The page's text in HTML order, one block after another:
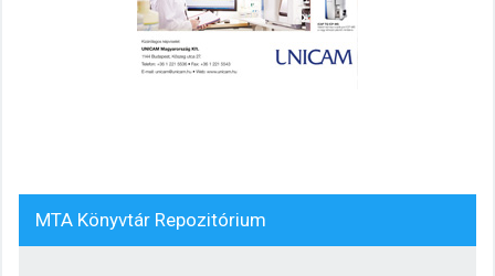
MTA Könyvtár Repozitórium